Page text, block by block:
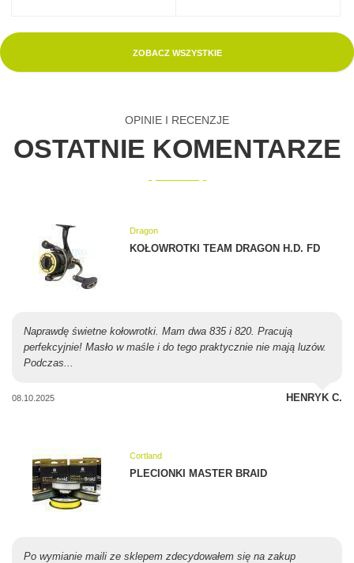
ZOBACZ WSZYSTKIE
OPINIE I RECENZJE
OSTATNIE KOMENTARZE
Dragon
KOŁOWROTKI TEAM DRAGON H.D. FD
Naprawdę świetne kołowrotki. Mam dwa 835 i 820. Pracują
perfekcyjnie! Masło w maśle i do tego praktycznie nie mają luzów.
Podczas...
08.10.2025 HENRYK C.
Cortland
PLECIONKI MASTER BRAID
Po wymianie maili ze sklepem zdecydowałem się na zakup